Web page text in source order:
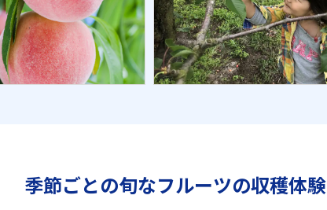
季節ごとの旬なフルーツの収穫体験